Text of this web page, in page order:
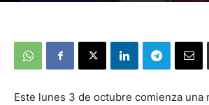
Este lunes 3 de octubre comienza una